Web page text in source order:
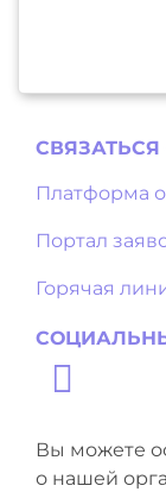
Платформа
Портал
Горячая
Вы можете
о нашей